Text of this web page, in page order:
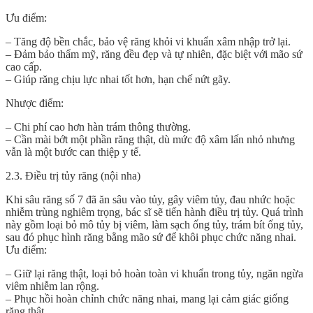
Ưu điểm:
– Tăng độ bền chắc, bảo vệ răng khỏi vi khuẩn xâm nhập trở lại.
– Đảm bảo thẩm mỹ, răng đều đẹp và tự nhiên, đặc biệt với mão sứ
cao cấp.
– Giúp răng chịu lực nhai tốt hơn, hạn chế nứt gãy.
Nhược điểm:
– Chi phí cao hơn hàn trám thông thường.
– Cần mài bớt một phần răng thật, dù mức độ xâm lấn nhỏ nhưng
vẫn là một bước can thiệp y tế.
2.3. Điều trị tủy răng (nội nha)
Khi sâu răng số 7 đã ăn sâu vào tủy, gây viêm tủy, đau nhức hoặc
nhiễm trùng nghiêm trọng, bác sĩ sẽ tiến hành điều trị tủy. Quá trình
này gồm loại bỏ mô tủy bị viêm, làm sạch ống tủy, trám bít ống tủy,
sau đó phục hình răng bằng mão sứ để khôi phục chức năng nhai.
Ưu điểm:
– Giữ lại răng thật, loại bỏ hoàn toàn vi khuẩn trong tủy, ngăn ngừa
viêm nhiễm lan rộng.
– Phục hồi hoàn chỉnh chức năng nhai, mang lại cảm giác giống